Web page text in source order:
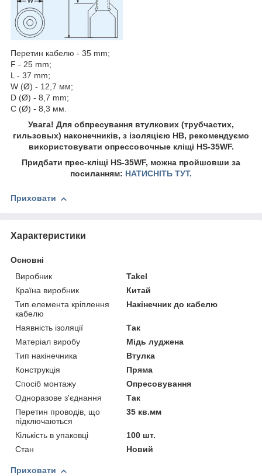
Перетин кабелю - 35 mm;
F - 25 mm;
L - 37 mm;
W (Ø) - 12,7 мм;
D (Ø) - 8,7 mm;
C (Ø) - 8,3 мм.
Увага! Для обпресування втулкових (трубчастих,
гильзовых) наконечників, з ізоляцією HB, рекомендуємо
використовувати опрессовочные кліщі HS-35WF.
Придбати прес-кліщі HS-35WF, можна пройшовши за
посиланням: НАТИСНІТЬ ТУТ.
Приховати
Характеристики
Основні
Виробник
Takel
Країна виробник
Китай
Тип елемента кріплення
кабелю
Накінечник до кабелю
Наявність ізоляції
Так
Матеріал виробу
Мідь луджена
Тип накінечника
Втулка
Конструкція
Пряма
Спосіб монтажу
Опресовування
Одноразове з'єднання
Так
Перетин проводів, що
підключаються
35 кв.мм
Кількість в упаковці
100 шт.
Стан
Новий
Приховати